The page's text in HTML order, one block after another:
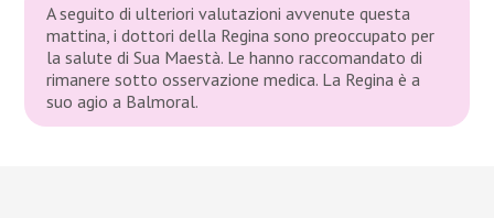
A seguito di ulteriori valutazioni avvenute questa
mattina, i dottori della Regina sono preoccupato per
la salute di Sua Maestà. Le hanno raccomandato di
rimanere sotto osservazione medica. La Regina è a
suo agio a Balmoral.